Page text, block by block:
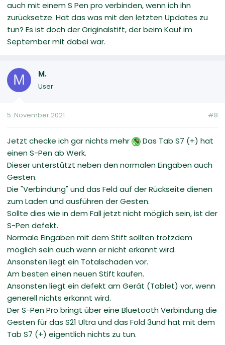
auch mit einem S Pen pro verbinden, wenn ich ihn
zurücksetze. Hat das was mit den letzten Updates zu
tun? Es ist doch der Originalstift, der beim Kauf im
September mit dabei war.
M M.
User
5. November 2021 #8
Jetzt checke ich gar nichts mehr
Das Tab S7 (+) hat
einen S-Pen ab Werk.
Dieser unterstützt neben den normalen Eingaben auch
Gesten.
Die "Verbindung" und das Feld auf der Rückseite dienen
zum Laden und ausführen der Gesten.
Sollte dies wie in dem Fall jetzt nicht möglich sein, ist der
S-Pen defekt.
Normale Eingaben mit dem Stift sollten trotzdem
möglich sein auch wenn er nicht erkannt wird.
Ansonsten liegt ein Totalschaden vor.
Am besten einen neuen Stift kaufen.
Ansonsten liegt ein defekt am Gerät (Tablet) vor, wenn
generell nichts erkannt wird.
Der S-Pen Pro bringt über eine Bluetooth Verbindung die
Gesten für das S21 Ultra und das Fold 3und hat mit dem
Tab S7 (+) eigentlich nichts zu tun.